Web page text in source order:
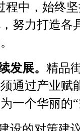
程中，始终
努力打造各
发展。 精品
通过产业赋
一个华丽的“